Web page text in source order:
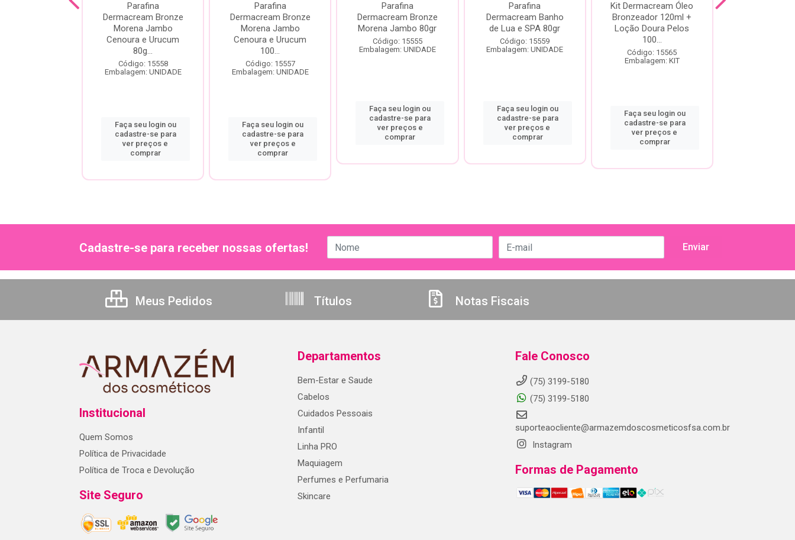
Parafina
Dermacream Bronze
Morena Jambo
Cenoura e Urucum
80g...
Código: 15558
Embalagem: UNIDADE
Faça seu login ou
cadastre-se para
ver preços e
comprar
Parafina
Dermacream Bronze
Morena Jambo
Cenoura e Urucum
100...
Código: 15557
Embalagem: UNIDADE
Faça seu login ou
cadastre-se para
ver preços e
comprar
Parafina
Dermacream Bronze
Morena Jambo 80gr
Código: 15555
Embalagem: UNIDADE
Faça seu login ou
cadastre-se para
ver preços e
comprar
Parafina
Dermacream Banho
de Lua e SPA 80gr
Código: 15559
Embalagem: UNIDADE
Faça seu login ou
cadastre-se para
ver preços e
comprar
Kit Dermacream Óleo
Bronzeador 120ml +
Loção Doura Pelos
100...
Código: 15565
Embalagem: KIT
Faça seu login ou
cadastre-se para
ver preços e
comprar
Cadastre-se para receber nossas ofertas!
Meus Pedidos Títulos Notas Fiscais
Institucional
Quem Somos
Política de Privacidade
Política de Troca e Devolução
Site Seguro
Departamentos
Bem-Estar e Saude
Cabelos
Cuidados Pessoais
Infantil
Linha PRO
Maquiagem
Perfumes e Perfumaria
Skincare
Fale Conosco
(75) 3199-5180
(75) 3199-5180
suporteaocliente@armazemdoscosmeticosfsa.com.br
Instagram
Formas de Pagamento